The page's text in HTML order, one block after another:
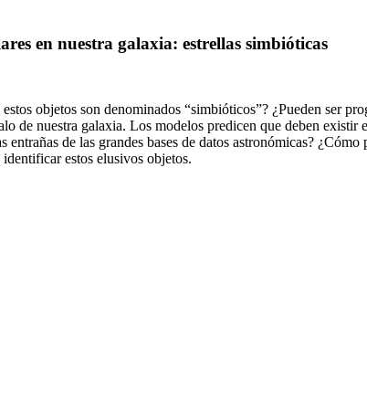
en nuestra galaxia: estrellas simbióticas
objetos son denominados “simbióticos”? ¿Pueden ser
de nuestra galaxia. Los modelos predicen que deben
entrañas de las grandes bases de datos astronómicas?
estos elusivos objetos.